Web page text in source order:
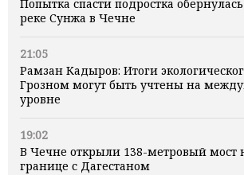
Попытка спасти подростка
реке Сунжа в Чечне
21:05
Рамзан Кадыров: Итоги
Грозном могут быть учтены на
уровне
19:02
В Чечне открыли 138-метровый мост
границе с Дагестаном